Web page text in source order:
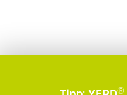
®